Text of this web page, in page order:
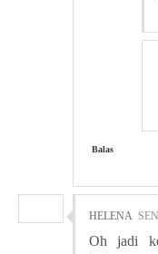
Balas
HELENA
Oh jadi